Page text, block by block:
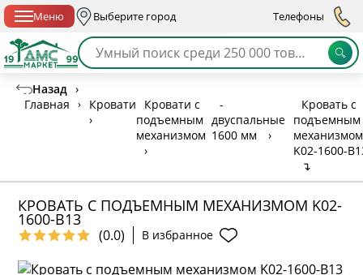
Меню Выберите город Телефоны
Назад ›
Главная
›
Кровати
›
Кровати с
подъемным
механизмом
›
-
двуспальные
1600 мм
›
Кровать с
подъемным
механизмом
K02-1600-
↴
КРОВАТЬ С ПОДЪЕМНЫМ МЕХАНИЗМОМ K02-
1600-B13
(0.0) В избранное